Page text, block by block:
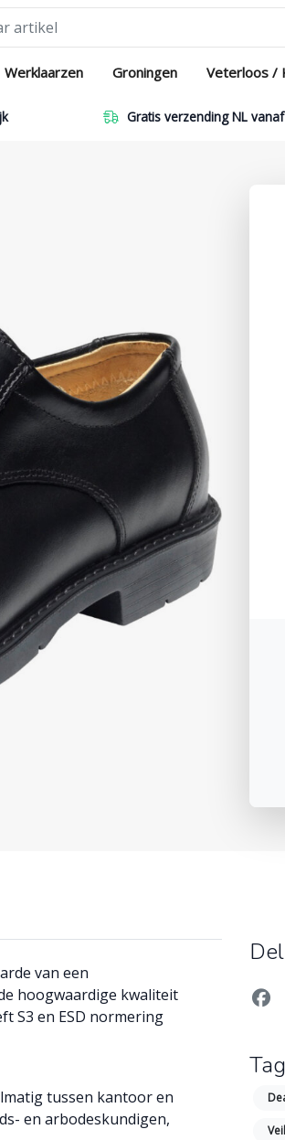
Werklaarzen Groningen Veterloos /
Gratis verzending NL
van een
hoogwaardige kwaliteit
S3 en ESD normering
tussen kantoor en
en arbodeskundigen,